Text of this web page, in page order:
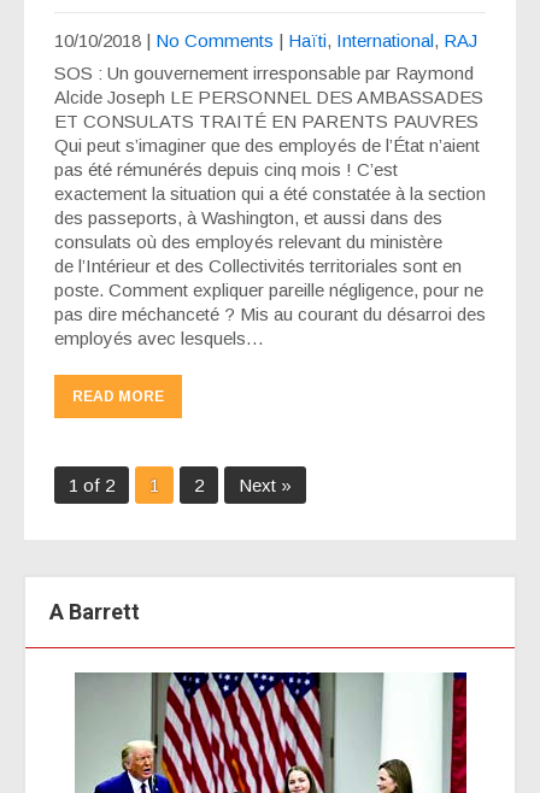
10/10/2018 | No Comments | Haïti, International, RAJ
SOS : Un gouvernement irresponsable par Raymond
Alcide Joseph LE PERSONNEL DES AMBASSADES
ET CONSULATS TRAITÉ EN PARENTS PAUVRES
Qui peut s’imaginer que des employés de l’État n’aient
pas été rémunérés depuis cinq mois ! C’est
exactement la situation qui a été constatée à la section
des passeports, à Washington, et aussi dans des
consulats où des employés relevant du ministère
de l’Intérieur et des Collectivités territoriales sont en
poste. Comment expliquer pareille négligence, pour ne
pas dire méchanceté ? Mis au courant du désarroi des
employés avec lesquels…
READ MORE
1 of 2 1 2 Next »
A Barrett